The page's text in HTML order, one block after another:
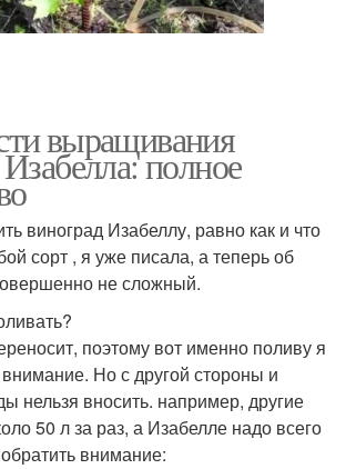
выращивания
полное
виноград Изабеллу, равно как и что
сорт , я уже писала, а теперь об
не сложный.
поэтому вот именно поливу я
Но с другой стороны и
нельзя вносить. например, другие
50 л за раз, а Изабелле надо всего
внимание: